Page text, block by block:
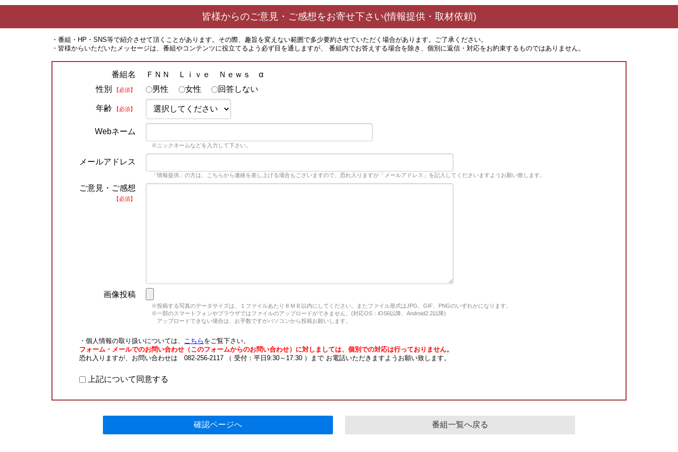
皆様からのご意見・ご感想をお寄せ下さい(情報提供・取材依頼)
・番組・HP・SNS等で紹介させて頂くことがあります。その際、趣旨を変えない範囲で多少要約させていただく場合があります。ご了承ください。
・皆様からいただいたメッセージは、番組やコンテンツに役立てるよう必ず目を通しますが、 番組内でお答えする場合を除き、個別に返信・対応をお約束するものではありません。
番組名
ＦＮＮ Ｌｉｖｅ Ｎｅｗｓ α
性別
【必須】 男性 女性 回答しない
年齢 【必須】
Webネーム
※ニックネームなどを入力して下さい。
メールアドレス
「情報提供」の方は、こちらから連絡を差し上げる場合もございますので、恐れ入りますが「メールアドレス」を記入してくださいますようお願い致します。
ご意見・ご感想
【必須】
画像投稿
※投稿する写真のデータサイズは、１ファイルあたり８ＭＢ以内にしてください。またファイル形式はJPG、GIF、PNGのいずれかになります。
※一部のスマートフォンやブラウザではファイルのアップロードができません。(対応OS：iOS6以降、Android2.2以降)
アップロードできない場合は、お手数ですがパソコンから投稿お願いします。
・個人情報の取り扱いについては、 こちら をご覧下さい。
フォーム・メールでのお問い合わせ（このフォームからのお問い合わせ）に対しましては、個別での対応は行っておりません。
恐れ入りますが、お問い合わせは 082-256-2117 （ 受付：平日9:30～17:30 ）まで お電話いただきますようお願い致します。
上記について同意する
確認ページへ 番組一覧へ戻る